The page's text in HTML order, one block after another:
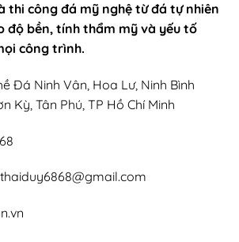
thi công đá mỹ nghệ từ đá tự nhiên
độ bền, tính thẩm mỹ và yếu tố
công trình.
Đá Ninh Vân, Hoa Lư, Ninh Bình
Kỳ, Tân Phú, TP Hồ Chí Minh